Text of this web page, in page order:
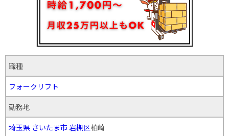
職種
フォークリフト
勤務地
埼玉県 さいたま市 岩槻区柏崎